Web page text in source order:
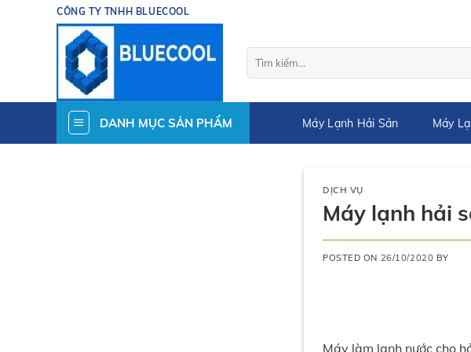
CÔNG TY TNHH BLUECOOL
kiếm:
DANH MỤC SẢN PHẨM Máy Lạnh Hải Sản Máy
DỊCH VỤ
Máy lạnh hải
POSTED ON 26/10/2020 BY
Máy làm lạnh nước cho